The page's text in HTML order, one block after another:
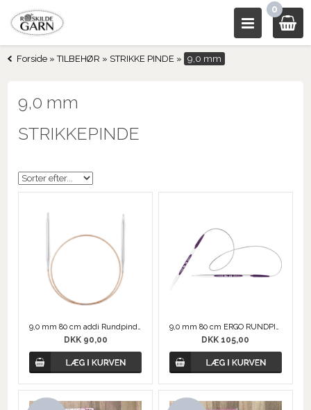
0
Forside »TILBEHØR » STRIKKE PINDE » 9,0 mm
9,0 mm
STRIKKEPINDE
9,0 mm 80 cm addi Rundpind, Messing
DKK 90,00
9,0 mm 80 cm ERGO RUNDPIND
DKK 105,00